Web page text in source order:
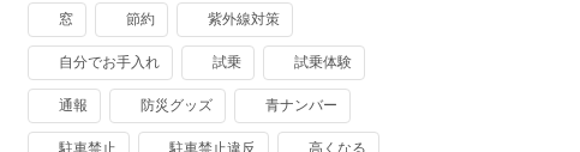
窓 節約 紫外線対策
自分でお手入れ 試乗 試乗体験
通報 防災グッズ 青ナンバー